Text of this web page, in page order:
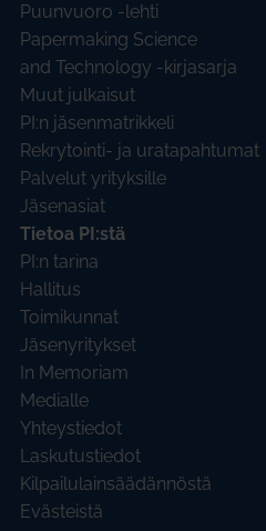
Puunvuoro -lehti
Papermaking Science
and Technology -kirjasarja
Muut julkaisut
PI:n jäsenmatrikkeli
Rekrytointi- ja uratapahtumat
Palvelut yrityksille
Jäsenasiat
Tietoa PI:stä
PI:n tarina
Hallitus
Toimikunnat
Jäsenyritykset
In Memoriam
Medialle
Yhteystiedot
Laskutustiedot
Kilpailulainsäädännöstä
Evästeistä